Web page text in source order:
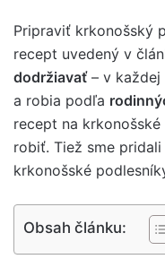
Pripraviť krkonošský
recept uvedený v
dodržiavať– v každej
a robia podľa
recept na
robiť. Tiež sme
krkonošské
Obsah článku: